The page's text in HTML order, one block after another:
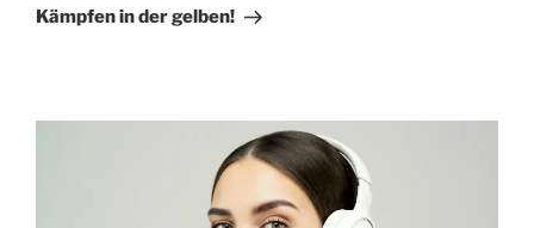
Kämpfen in der gelben!